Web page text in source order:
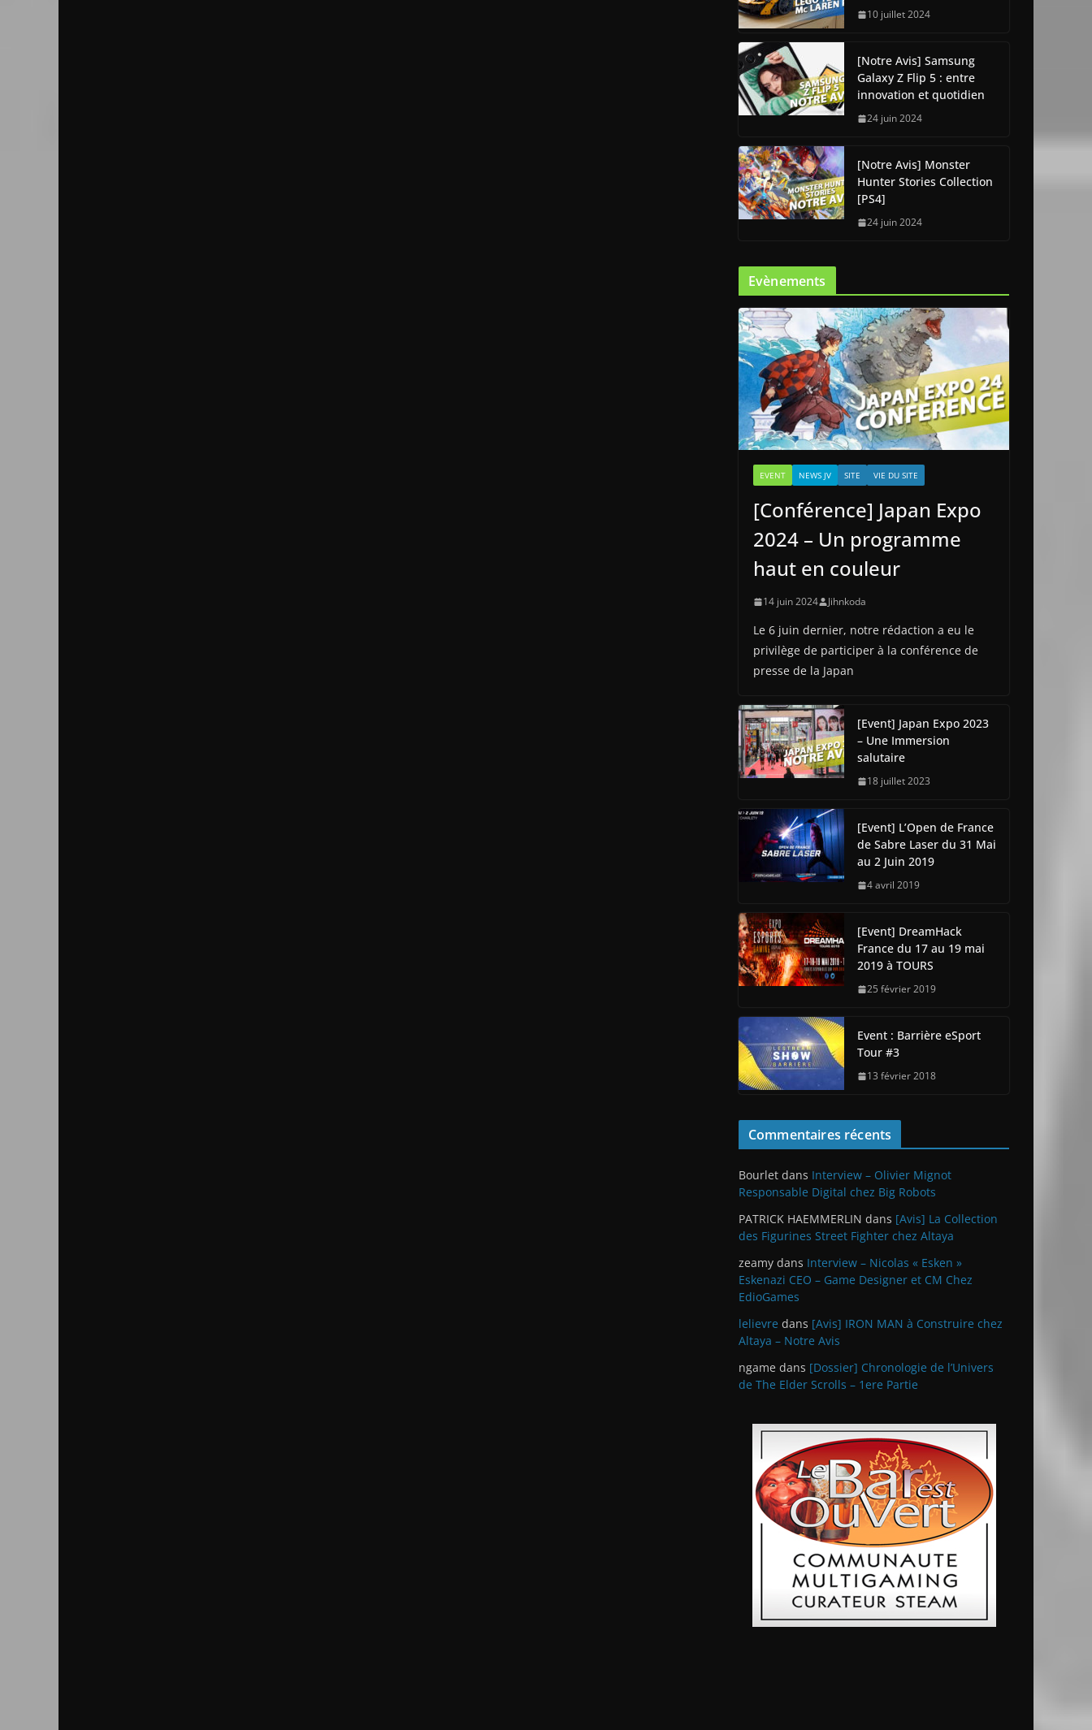
10 juillet 2024
[Notre Avis] Samsung
Galaxy Z Flip 5 : entre
innovation et quotidien
24 juin 2024
[Notre Avis] Monster
Hunter Stories Collection
[PS4]
24 juin 2024
Evènements
EVENT NEWS JV SITE VIE DU SITE
[Conférence] Japan Expo
2024 – Un programme
haut en couleur
14 juin 2024 Jihnkoda
Le 6 juin dernier, notre rédaction a eu le
privilège de participer à la conférence de
presse de la Japan
[Event] Japan Expo 2023
– Une Immersion
salutaire
18 juillet 2023
[Event] L’Open de France
de Sabre Laser du 31 Mai
au 2 Juin 2019
4 avril 2019
[Event] DreamHack
France du 17 au 19 mai
2019 à TOURS
25 février 2019
Event : Barrière eSport
Tour #3
13 février 2018
Commentaires récents
Bourlet dans Interview – Olivier Mignot
Responsable Digital chez Big Robots
PATRICK HAEMMERLIN dans [Avis] La Collection
des Figurines Street Fighter chez Altaya
zeamy dans Interview – Nicolas « Esken »
Eskenazi CEO – Game Designer et CM Chez
EdioGames
lelievre dans [Avis] IRON MAN à Construire chez
Altaya – Notre Avis
ngame dans [Dossier] Chronologie de l’Univers
de The Elder Scrolls – 1ere Partie